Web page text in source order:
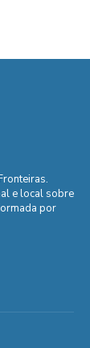
e local sobre
por